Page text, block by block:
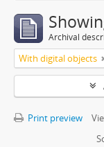
Archival
With digital objects
Print preview